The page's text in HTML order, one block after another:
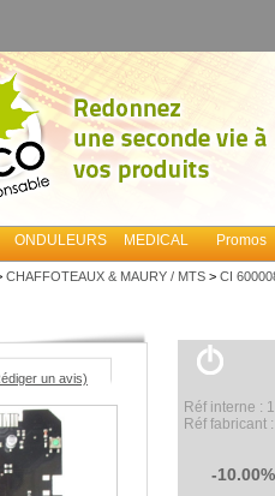
ONDULEURS MEDICAL Promos
CHAFFOTEAUX & MAURY / MTS > CI
un avis)
Réf interne :
Réf fabricant
-10.00%